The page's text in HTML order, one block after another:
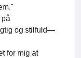
og stilfuld—
for mig at